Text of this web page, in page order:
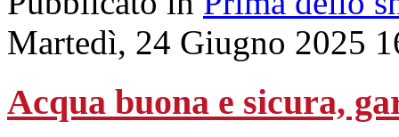
Martedì, 24 Giugno 2025
Acqua buona e sicura,